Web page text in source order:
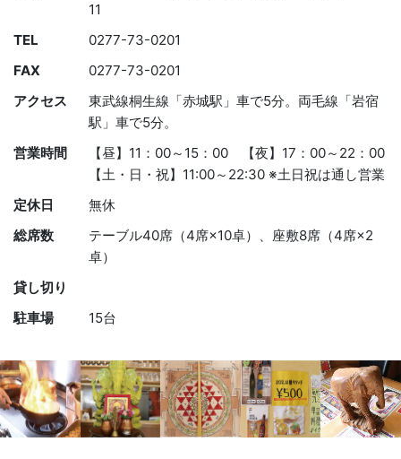
11
TEL
0277-73-0201
FAX
0277-73-0201
アクセス
東武線桐生線「赤城駅」車で5分。両毛線「岩宿
駅」車で5分。
営業時間
【昼】11：00～15：00 【夜】17：00～22：00
【土・日・祝】11:00～22:30 ※土日祝は通し営業
定休日
無休
総席数
テーブル40席（4席×10卓）、座敷8席（4席×2
卓）
貸し切り
駐車場
15台